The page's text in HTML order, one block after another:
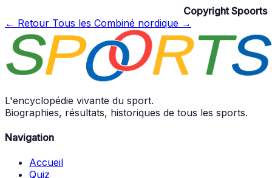
Copyright Spoorts
← Retour Tous les Combiné nordique →
L'encyclopédie vivante du sport.
Biographies, résultats, historiques de tous les sports.
Navigation
Accueil
Quiz